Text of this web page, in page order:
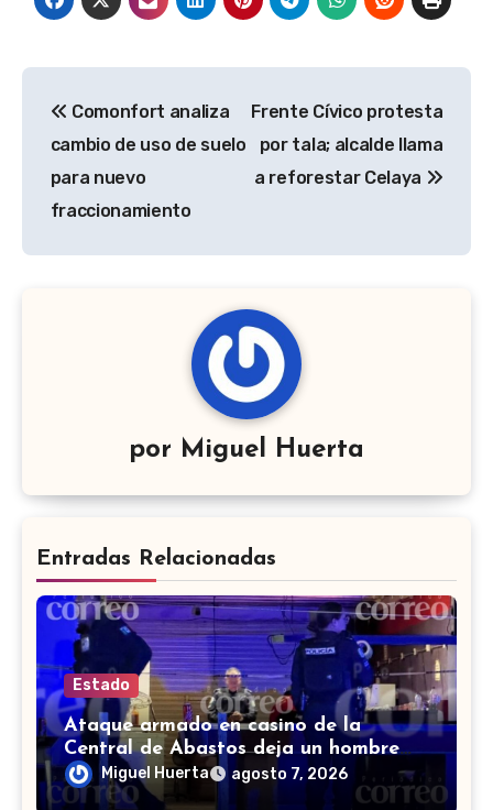
de
entradas
Comonfort analiza
cambio de uso de suelo
para nuevo
fraccionamiento
Frente Cívico protesta
por tala; alcalde llama
a reforestar Celaya
por Miguel Huerta
Entradas Relacionadas
Estado
Ataque armado en casino de la
Central de Abastos deja un hombre
muerto en León
Miguel Huerta agosto 7, 2026